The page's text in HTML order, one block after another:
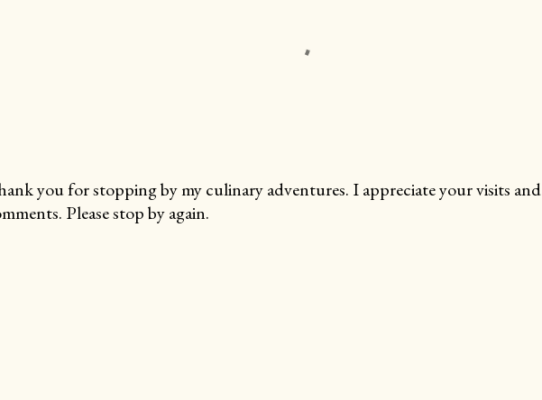
you for stopping by my culinary adventures. I appreciate your visits and
Please stop by again.